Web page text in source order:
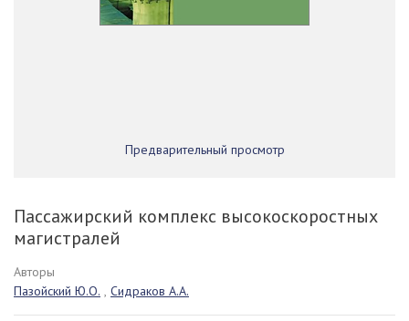
Предварительный просмотр
Пассажирский комплекс высокоскоростных
магистралей
Авторы
Пазойский Ю.О.
Сидраков А.А.